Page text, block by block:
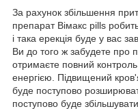
За рахунок збільшення
препарат Вімакс pills
і така ерекція буде у вас
Ви до того ж забудете про
отримаєте повний
енергією. Підвищений
буде поступово
поступово буде